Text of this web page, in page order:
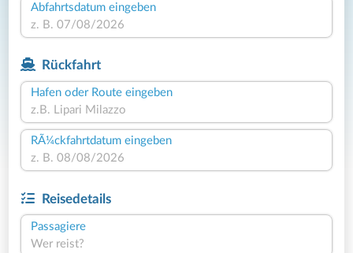
Abfahrtsdatum eingeben
Rückfahrt
Hafen oder Route eingeben
RÃ¼ckfahrtdatum eingeben
Reisedetails
Passagiere
Wer reist?